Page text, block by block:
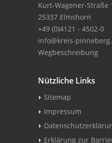
Kurt-Wagener-Straße
25337 Elmshorn
+49 (0)4121 - 4502-0
info@kreis-
Wegbeschreibung
Nützliche Links
Sitemap
Impressum
Erklärung zur